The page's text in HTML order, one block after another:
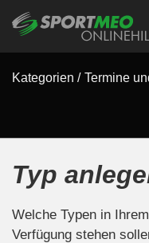
Kategorien / Termine
Typ
Welche Typen in
Verfügung stehen